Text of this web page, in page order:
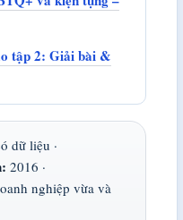
tập 2: Giải bài &
dữ liệu ·
2016 ·
nghiệp vừa và